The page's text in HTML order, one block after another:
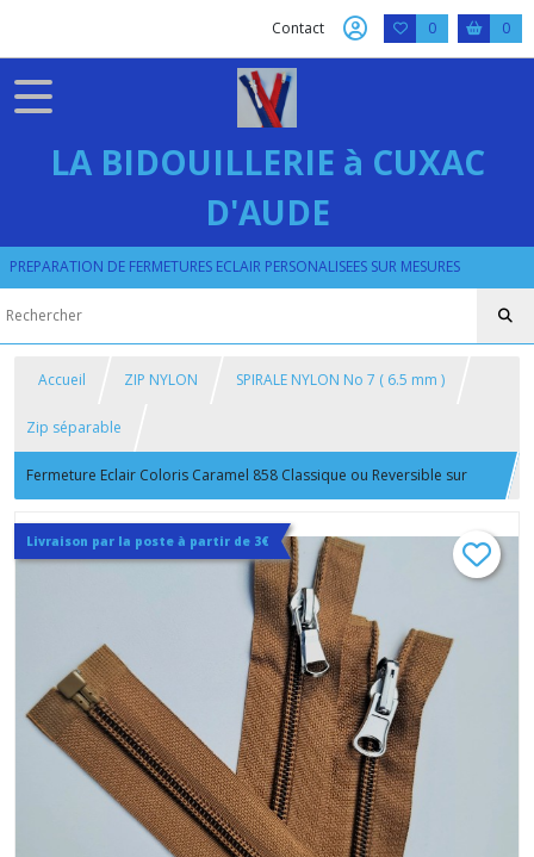
Contact 0 0
LA BIDOUILLERIE à CUXAC
D'AUDE
PREPARATION DE FERMETURES ECLAIR PERSONALISEES SUR MESURES
Accueil ZIP NYLON SPIRALE NYLON No 7 ( 6.5 mm )
Zip séparable
Fermeture Eclair Coloris Caramel 858 Classique ou Reversible sur
mesure jusqu'à 62 cm
Livraison par la poste à partir de 3€